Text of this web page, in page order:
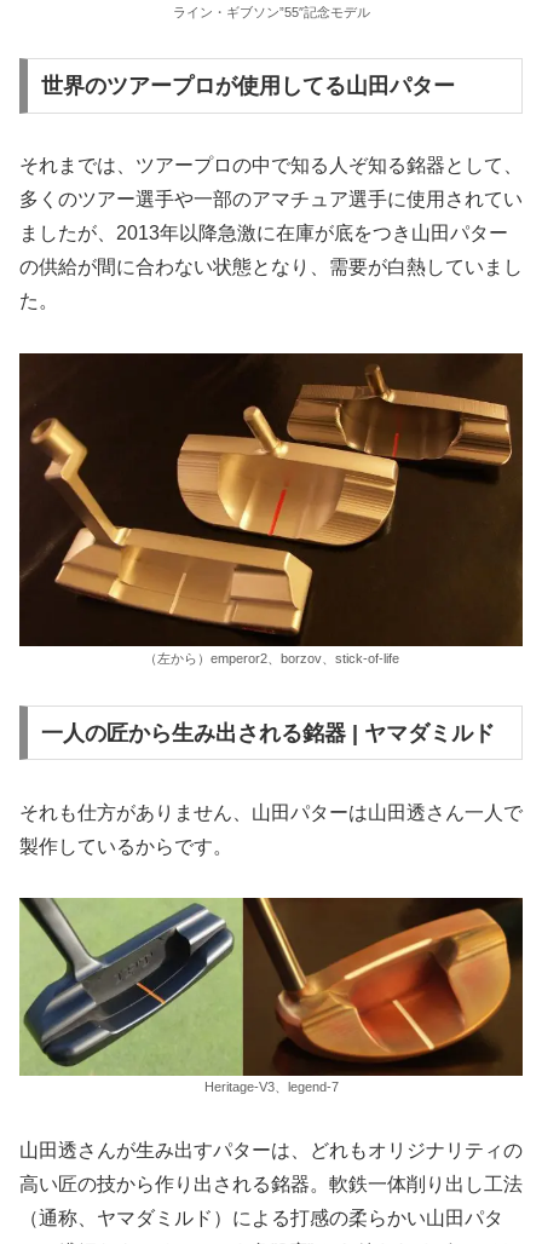
ライン・ギブソン”55″記念モデル
世界のツアープロが使用してる山田パター
それまでは、ツアープロの中で知る人ぞ知る銘器として、
多くのツアー選手や一部のアマチュア選手に使用されてい
ましたが、2013年以降急激に在庫が底をつき山田パター
の供給が間に合わない状態となり、需要が白熱していまし
た。
（左から）emperor2、borzov、stick-of-life
一人の匠から生み出される銘器 | ヤマダミルド
それも仕方がありません、山田パターは山田透さん一人で
製作しているからです。
Heritage-V3、legend-7
山田透さんが生み出すパターは、どれもオリジナリティの
高い匠の技から作り出される銘器。軟鉄一体削り出し工法
（通称、ヤマダミルド）による打感の柔らかい山田パタ